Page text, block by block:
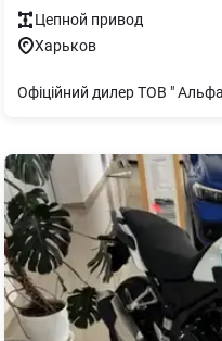
Цепной привод
Харьков
Офіційний дилер ТОВ "